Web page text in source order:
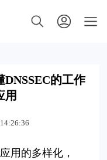
DNSSEC的工作
用
用的多样化，